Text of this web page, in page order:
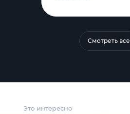
Это интересно
Смотреть все